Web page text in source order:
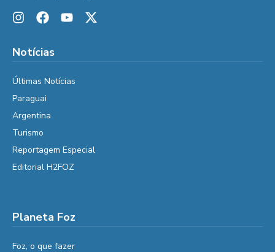
Notícias
Últimas Notícias
Paraguai
Argentina
Turismo
Reportagem Especial
Editorial H2FOZ
Planeta Foz
Foz, o que fazer